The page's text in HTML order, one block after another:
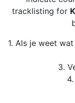
tracklisting for
1. Als je weet
3.